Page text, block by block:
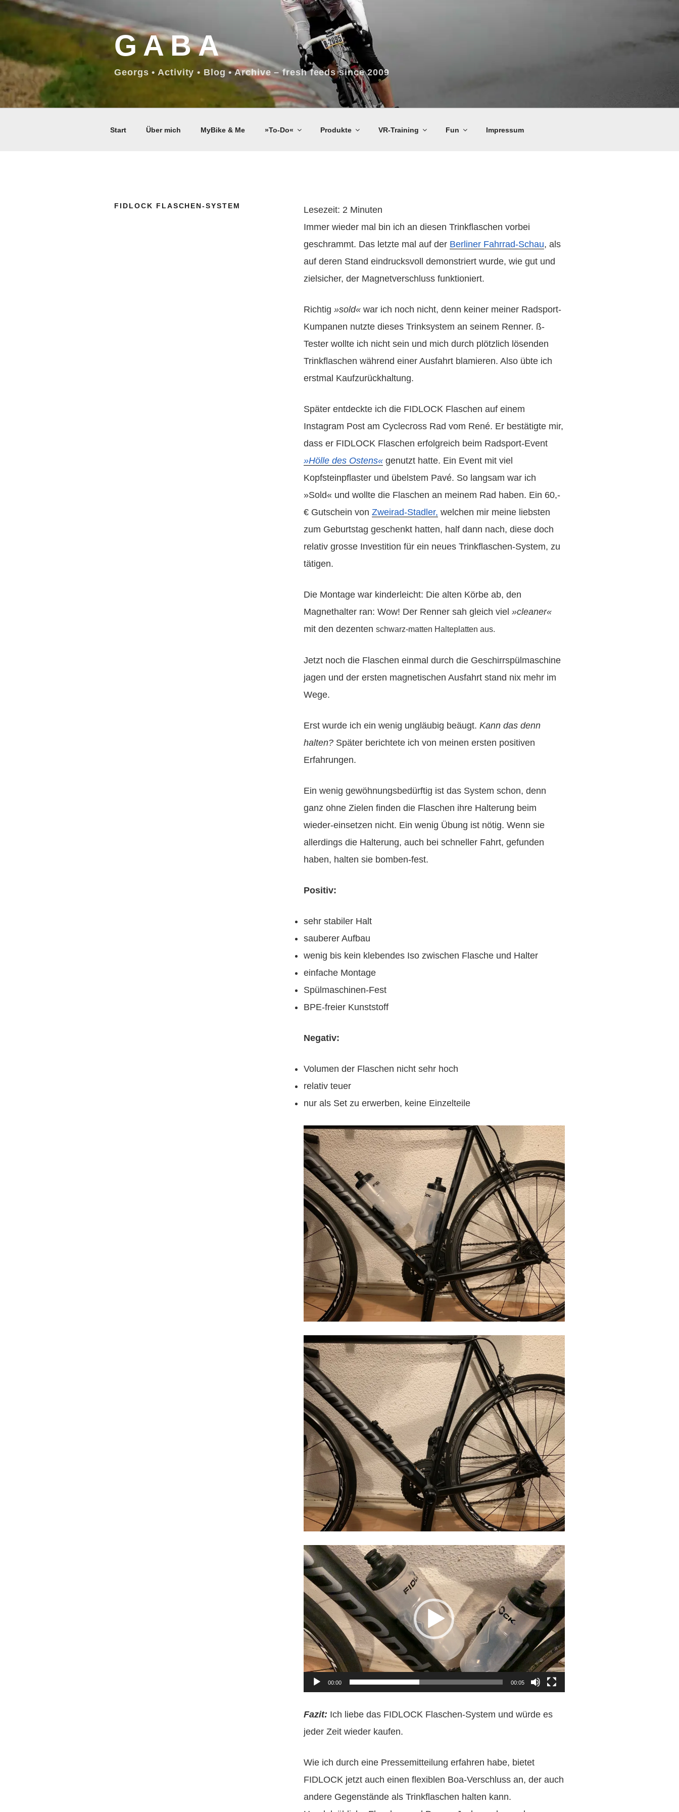
GABA
Georgs • Activity • Blog • Archive – fresh feeds since 2009
Start Über mich MyBike & Me »To-Do« Produkte VR-Training Fun Impressum
FIDLOCK FLASCHEN‑SYSTEM Lesezeit: 2 Minuten
Immer wieder mal bin ich an diesen Trinkflaschen vorbei
geschrammt. Das letzte mal auf der Berliner Fahrrad-Schau, als
auf deren Stand eindrucksvoll demonstriert wurde, wie gut und
zielsicher, der Magnetverschluss funktioniert.
Richtig »sold«war ich noch nicht, denn keiner meiner Radsport-
Kumpanen nutzte dieses Trinksystem an seinem Renner. ß-
Tester wollte ich nicht sein und mich durch plötzlich lösenden
Trinkflaschen während einer Ausfahrt blamieren. Also übte ich
erstmal Kaufzurückhaltung.
Später entdeckte ich die FIDLOCK Flaschen auf einem
Instagram Post am Cyclecross Rad vom René. Er bestätigte mir,
dass er FIDLOCK Flaschen erfolgreich beim Radsport-Event
»Hölle des Ostens«genutzt hatte. Ein Event mit viel
Kopfsteinpflaster und übelstem Pavé. So langsam war ich
»Sold« und wollte die Flaschen an meinem Rad haben. Ein 60,-
€ Gutschein von Zweirad-Stadler, welchen mir meine liebsten
zum Geburtstag geschenkt hatten, half dann nach, diese doch
relativ grosse Investition für ein neues Trinkflaschen-System, zu
tätigen.
Die Montage war kinderleicht: Die alten Körbe ab, den
Magnethalter ran: Wow! Der Renner sah gleich viel »cleaner«
mit den dezenten schwarz-matten Halteplatten aus.
Jetzt noch die Flaschen einmal durch die Geschirrspülmaschine
jagen und der ersten magnetischen Ausfahrt stand nix mehr im
Wege.
Erst wurde ich ein wenig ungläubig beäugt. Kann das denn
halten?Später berichtete ich von meinen ersten positiven
Erfahrungen.
Ein wenig gewöhnungsbedürftig ist das System schon, denn
ganz ohne Zielen finden die Flaschen ihre Halterung beim
wieder-einsetzen nicht. Ein wenig Übung ist nötig. Wenn sie
allerdings die Halterung, auch bei schneller Fahrt, gefunden
haben, halten sie bomben-fest.
Positiv:
sehr stabiler Halt
sauberer Aufbau
wenig bis kein klebendes Iso zwischen Flasche und Halter
einfache Montage
Spülmaschinen-Fest
BPE-freier Kunststoff
Negativ:
Volumen der Flaschen nicht sehr hoch
relativ teuer
nur als Set zu erwerben, keine Einzelteile
Video-
Player
00:00 00:05
Fazit: Ich liebe das FIDLOCK Flaschen-System und würde es
jeder Zeit wieder kaufen.
Wie ich durch eine Pressemitteilung erfahren habe, bietet
FIDLOCK jetzt auch einen flexiblen Boa-Verschluss an, der auch
andere Gegenstände als Trinkflaschen halten kann.